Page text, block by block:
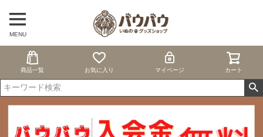
MENU
商品一覧 お気に入り マイページ カート